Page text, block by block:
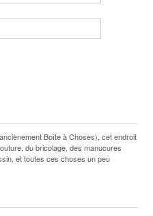
Boîte à Choses), cet endroit
du bricolage, des manucures
et toutes ces choses un peu